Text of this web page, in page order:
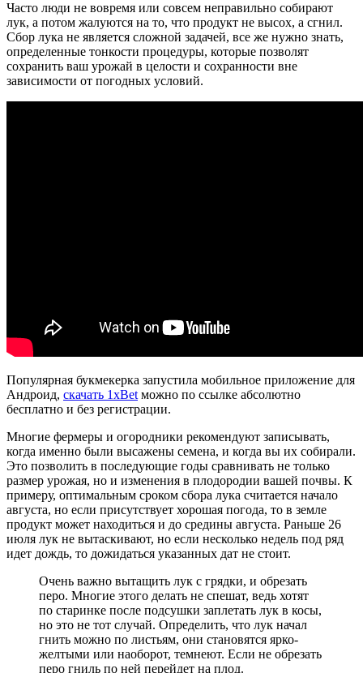
Часто люди не вовремя или совсем неправильно собирают
лук, а потом жалуются на то, что продукт не высох, а сгнил.
Сбор лука не является сложной задачей, все же нужно знать,
определенные тонкости процедуры, которые позволят
сохранить ваш урожай в целости и сохранности вне
зависимости от погодных условий.
Популярная букмекерка запустила мобильное приложение для
Андроид, скачать 1xBet можно по ссылке абсолютно
бесплатно и без регистрации.
Многие фермеры и огородники рекомендуют записывать,
когда именно были высажены семена, и когда вы их собирали.
Это позволить в последующие годы сравнивать не только
размер урожая, но и изменения в плодородии вашей почвы. К
примеру, оптимальным сроком сбора лука считается начало
августа, но если присутствует хорошая погода, то в земле
продукт может находиться и до средины августа. Раньше 26
июля лук не вытаскивают, но если несколько недель под ряд
идет дождь, то дожидаться указанных дат не стоит.
Очень важно вытащить лук с грядки, и обрезать
перо. Многие этого делать не спешат, ведь хотят
по старинке после подсушки заплетать лук в косы,
но это не тот случай. Определить, что лук начал
гнить можно по листьям, они становятся ярко-
желтыми или наоборот, темнеют. Если не обрезать
перо гниль по ней перейдет на плод.